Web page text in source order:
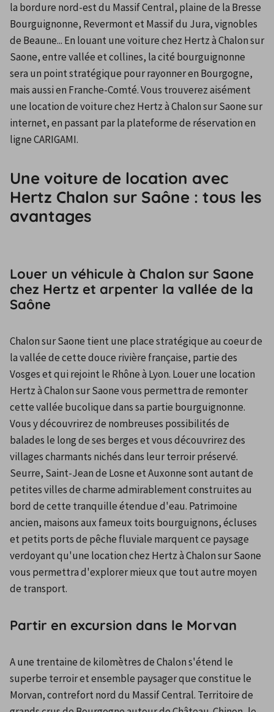
la bordure nord-est du Massif Central, plaine de la Bresse
Bourguignonne, Revermont et Massif du Jura, vignobles
de Beaune... En louant une voiture chez Hertz à Chalon sur
Saone, entre vallée et collines, la cité bourguignonne
sera un point stratégique pour rayonner en Bourgogne,
mais aussi en Franche-Comté. Vous trouverez aisément
une location de voiture chez Hertz à Chalon sur Saone sur
internet, en passant par la plateforme de réservation en
ligne CARIGAMI.
Une voiture de location avec
Hertz Chalon sur Saône : tous les
avantages
Louer un véhicule à Chalon sur Saone
chez Hertz et arpenter la vallée de la
Saône
Chalon sur Saone tient une place stratégique au coeur de
la vallée de cette douce rivière française, partie des
Vosges et qui rejoint le Rhône à Lyon. Louer une location
Hertz à Chalon sur Saone vous permettra de remonter
cette vallée bucolique dans sa partie bourguignonne.
Vous y découvrirez de nombreuses possibilités de
balades le long de ses berges et vous découvrirez des
villages charmants nichés dans leur terroir préservé.
Seurre, Saint-Jean de Losne et Auxonne sont autant de
petites villes de charme admirablement construites au
bord de cette tranquille étendue d'eau. Patrimoine
ancien, maisons aux fameux toits bourguignons, écluses
et petits ports de pêche fluviale marquent ce paysage
verdoyant qu'une location chez Hertz à Chalon sur Saone
vous permettra d'explorer mieux que tout autre moyen
de transport.
Partir en excursion dans le Morvan
A une trentaine de kilomètres de Chalon s'étend le
superbe terroir et ensemble paysager que constitue le
Morvan, contrefort nord du Massif Central. Territoire de